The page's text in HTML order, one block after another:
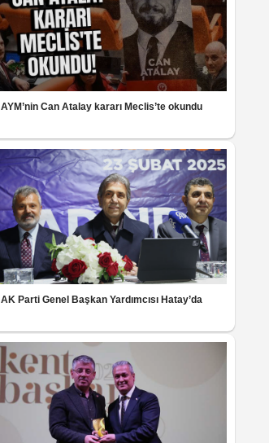
AYM’nin Can Atalay kararı Meclis’te okundu
AK Parti Genel Başkan Yardımcısı Hatay’da